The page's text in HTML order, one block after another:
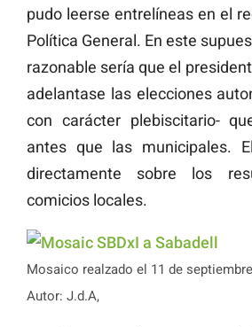
pudo leerse entrelíneas en el
Política General. En este
razonable sería que el
adelantase las elecciones
con carácter plebiscitario-
antes que las municipales.
directamente sobre los
comicios locales.
Mosaico realzado el 11 de
Autor: J.d.A,